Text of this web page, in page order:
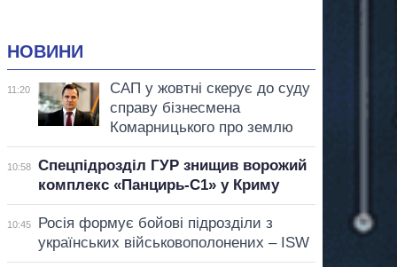
НОВИНИ
11:20
САП у жовтні скерує до суду
справу бізнесмена
Комарницького про землю
10:58
Спецпідрозділ ГУР знищив ворожий
комплекс «Панцирь-С1» у Криму
10:45
Росія формує бойові підрозділи з
українських військовополонених – ISW